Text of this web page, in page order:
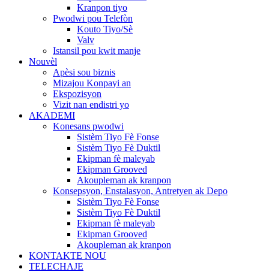
Kranpon tiyo
Pwodwi pou Telefòn
Kouto Tiyo/Sè
Valv
Istansil pou kwit manje
Nouvèl
Apèsi sou biznis
Mizajou Konpayi an
Ekspozisyon
Vizit nan endistri yo
AKADEMI
Konesans pwodwi
Sistèm Tiyo Fè Fonse
Sistèm Tiyo Fè Duktil
Ekipman fè maleyab
Ekipman Grooved
Akoupleman ak kranpon
Konsepsyon, Enstalasyon, Antretyen ak Depo
Sistèm Tiyo Fè Fonse
Sistèm Tiyo Fè Duktil
Ekipman fè maleyab
Ekipman Grooved
Akoupleman ak kranpon
KONTAKTE NOU
TELECHAJE